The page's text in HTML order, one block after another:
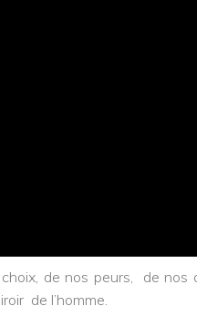
de nos peurs, de
de l’homme.